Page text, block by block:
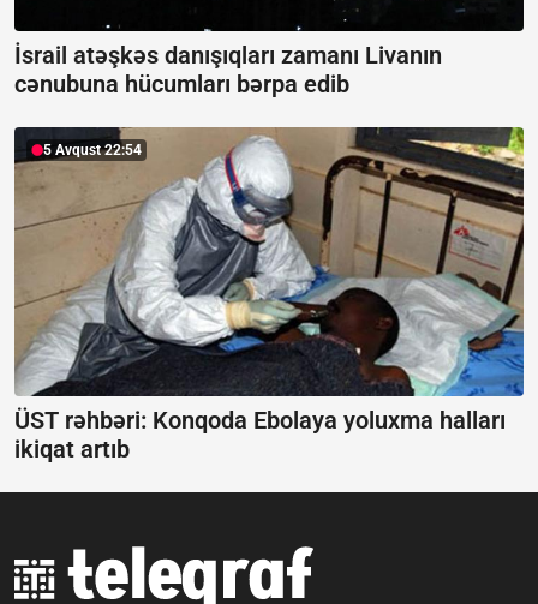
İsrail atəşkəs danışıqları zamanı Livanın
cənubuna hücumları bərpa edib
5 Avqust 22:54
ÜST rəhbəri: Konqoda Ebolaya yoluxma halları
ikiqat artıb